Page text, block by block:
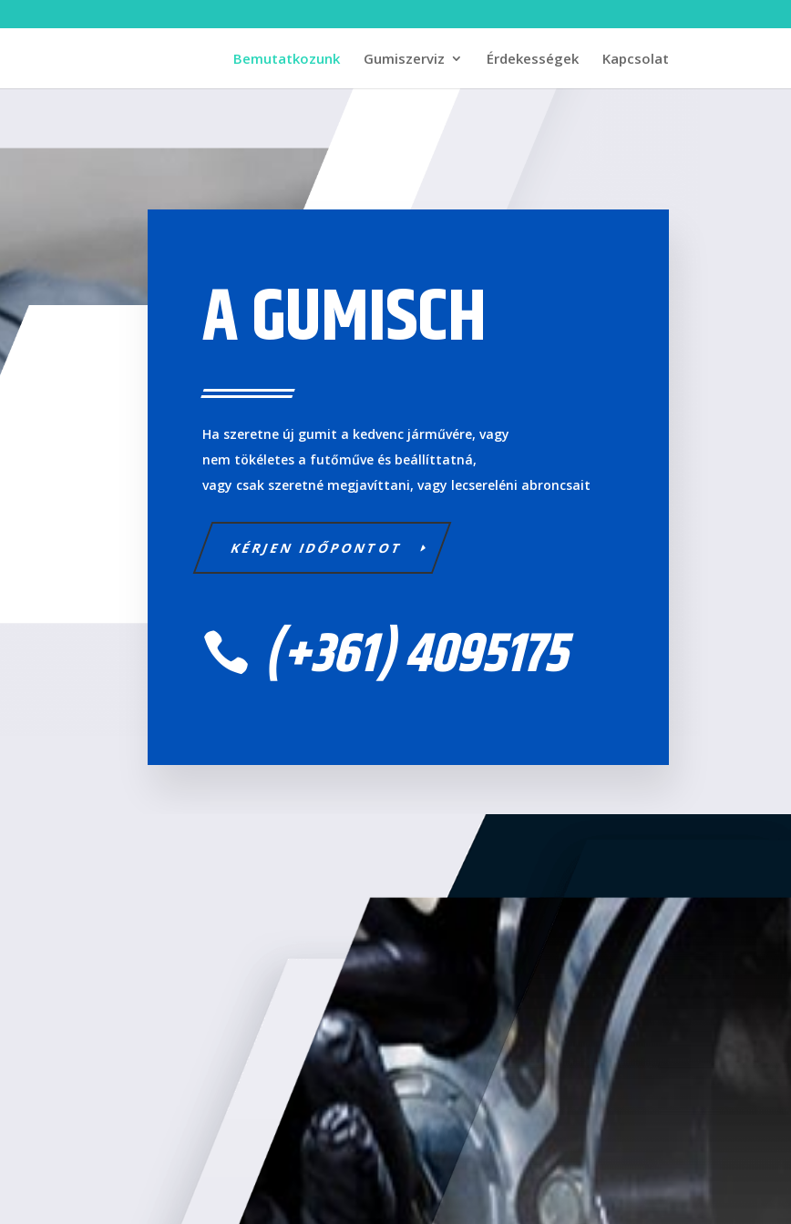
Bemutatkozunk Gumiszerviz Érdekességek Kapcsolat
A GUMISCH
Ha szeretne új gumit a kedvenc járművére, vagy
nem tökéletes a futőműve és beállíttatná,
vagy csak szeretné megjavíttani, vagy lecsereléni abroncsait
KÉRJEN IDŐPONTOT
 (+361) 4095175